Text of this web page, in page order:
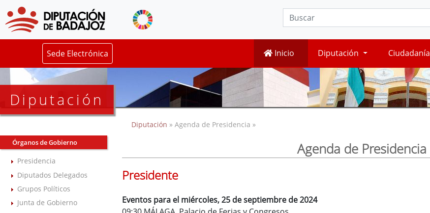
Sede Electrónica Inicio Diputación Ciudadanía
Diputación
Órganos de Gobierno
Presidencia
Diputados Delegados
Grupos Políticos
Junta de Gobierno
Diputación » Agenda de Presidencia »
Agenda de Presidencia
Presidente
Eventos para el miércoles, 25 de septiembre de 2024